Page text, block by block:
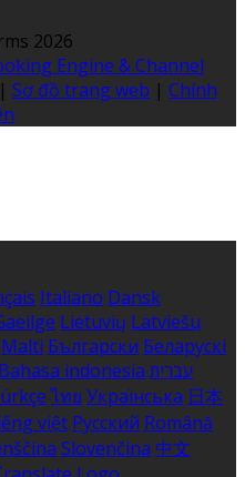
2026
Engine & Channel
| Sơ đồ trang web | Chính
Italiano Dansk
Lietuvių Latviešu
Malti Български Беларускі
Bahasa indonesia עברית
ไทย Українська 日本
việt Русский Română
Slovenčina 中文